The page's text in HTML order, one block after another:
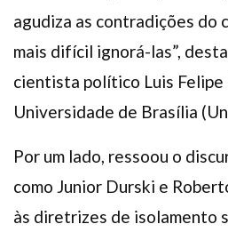
agudiza as contradições do
mais difícil ignorá-las”,
cientista político Luis Felipe
Universidade de Brasília
Por um lado, ressoou o
como Junior Durski e
às diretrizes de isolamento